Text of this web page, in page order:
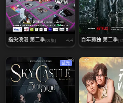
指尖浪漫 第二季(01集) 4.4 百年孤独 第二季(7/
蓝光